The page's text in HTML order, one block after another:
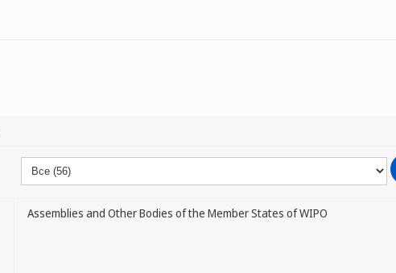
Assemblies and Other Bodies of the Member States of WIPO